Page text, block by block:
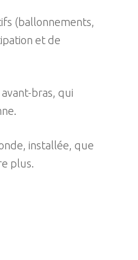
(ballonnements,
et de
avant-bras, qui
installée, que
plus.